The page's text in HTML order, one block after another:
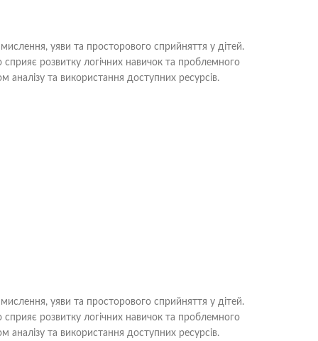
уяви та просторового сприйняття у дітей.
розвитку логічних навичок та проблемного
та використання доступних ресурсів.
уяви та просторового сприйняття у дітей.
розвитку логічних навичок та проблемного
та використання доступних ресурсів.